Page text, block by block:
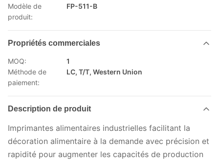
Modèle de
produit:
FP-511-B
Propriétés commerciales
MOQ:
1
Méthode de
paiement:
LC, T/T, Western Union
Description de produit
Imprimantes alimentaires industrielles facilitant la
décoration alimentaire à la demande avec précision et
rapidité pour augmenter les capacités de production